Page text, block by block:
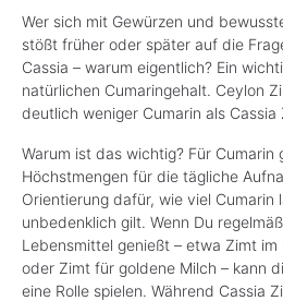
Wer sich mit Gewürzen und
stößt früher oder später auf die
Cassia – warum eigentlich? Ein
natürlichen Cumaringehalt. Ceylon
deutlich weniger Cumarin als Cassia
Warum ist das wichtig? Für Cumarin
Höchstmengen für die tägliche
Orientierung dafür, wie viel Cumarin
unbedenklich gilt. Wenn Du
Lebensmittel genießt – etwa Zimt
oder Zimt für goldene Milch – kann
eine Rolle spielen. Während Cassia